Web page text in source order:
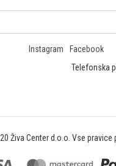
Instagram
Facebook
Telefonska
Živa Center d.o.o. Vse pravice